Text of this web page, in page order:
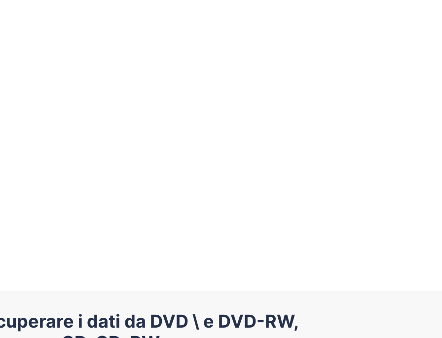
i dati da DVD \ e DVD-RW,